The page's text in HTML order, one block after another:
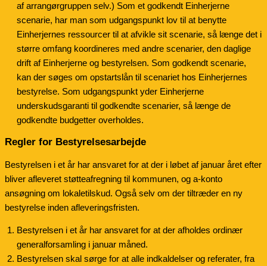
af arrangørgruppen selv.) Som et godkendt Einherjerne
scenarie, har man som udgangspunkt lov til at benytte
Einherjernes ressourcer til at afvikle sit scenarie, så længe det i
større omfang koordineres med andre scenarier, den daglige
drift af Einherjerne og bestyrelsen. Som godkendt scenarie,
kan der søges om opstartslån til scenariet hos Einherjernes
bestyrelse. Som udgangspunkt yder Einherjerne
underskudsgaranti til godkendte scenarier, så længe de
godkendte budgetter overholdes.
Regler for Bestyrelsesarbejde
Bestyrelsen i et år har ansvaret for at der i løbet af januar året efter
bliver afleveret støtteafregning til kommunen, og a-konto
ansøgning om lokaletilskud. Også selv om der tiltræder en ny
bestyrelse inden afleveringsfristen.
Bestyrelsen i et år har ansvaret for at der afholdes ordinær
generalforsamling i januar måned.
Bestyrelsen skal sørge for at alle indkaldelser og referater, fra